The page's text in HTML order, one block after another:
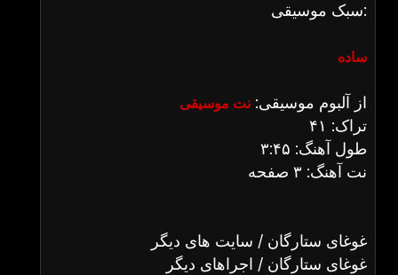
سبک موسیقی:
ساده
از آلبوم موسیقی: نت موسیقی
تراک: ۴۱
طول آهنگ: ۳:۴۵
نت آهنگ: ۳ صفحه
غوغای ستارگان / سایت های دیگر
غوغای ستارگان / اجراهای دیگر